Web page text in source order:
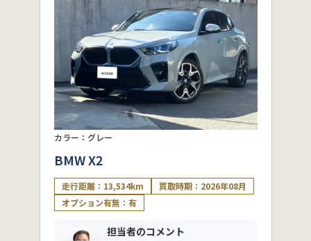
カラー：グレー
BMW X2
走行距離：13,534km
買取時期：2026年08月
オプション有無：有
担当者のコメント